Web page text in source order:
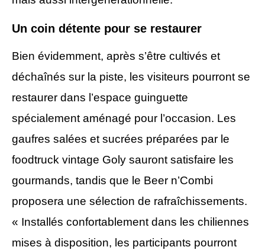
Un coin détente pour se restaurer
Bien évidemment, après s’être cultivés et
déchaînés sur la piste, les visiteurs pourront se
restaurer dans l’espace guinguette
spécialement aménagé pour l’occasion. Les
gaufres salées et sucrées préparées par le
foodtruck vintage Goly sauront satisfaire les
gourmands, tandis que le Beer n’Combi
proposera une sélection de rafraîchissements.
« Installés confortablement dans les chiliennes
mises à disposition, les participants pourront